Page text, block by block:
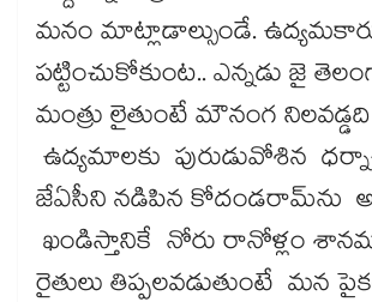
మనం మాట్లాడాల్సుండే.
పట్టించుకోకుంట.. ఎన్నడు జై
మంత్రు లైతుంటే మౌనంగ
ఉద్యమాలకు పురుడువోశిన
జేఏసీని నడిపిన కోదండరామ్​ను
ఖండిస్తానికే నోరు రానోళ్లం
రైతులు తిప్పలవడుతుంటే మన